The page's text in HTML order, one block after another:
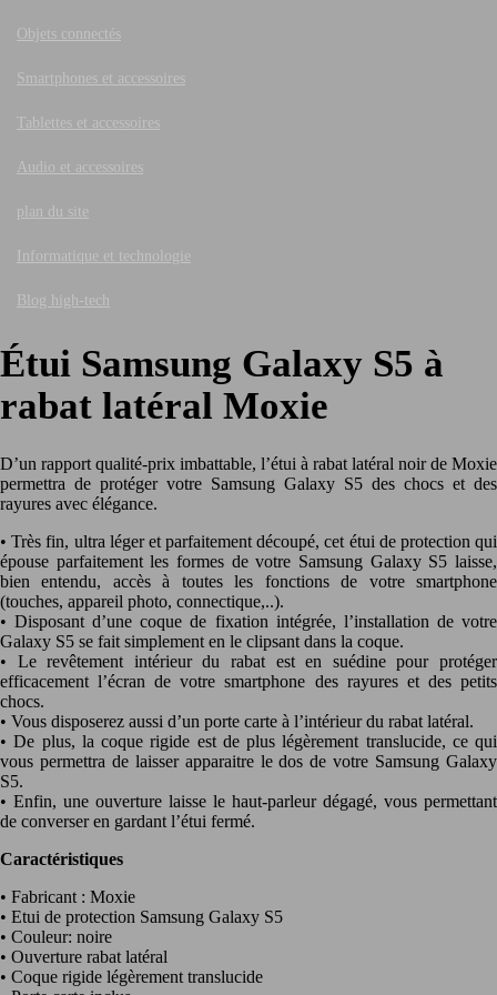
Objets connectés
Smartphones et accessoires
Tablettes et accessoires
Audio et accessoires
plan du site
Informatique et technologie
Blog high-tech
Étui Samsung Galaxy S5 à
rabat latéral Moxie
D’un rapport qualité-prix imbattable, l’étui à rabat latéral noir de Moxie
permettra de protéger votre Samsung Galaxy S5 des chocs et des
rayures avec élégance.
• Très fin, ultra léger et parfaitement découpé, cet étui de protection qui
épouse parfaitement les formes de votre Samsung Galaxy S5 laisse,
bien entendu, accès à toutes les fonctions de votre smartphone
(touches, appareil photo, connectique,..).
• Disposant d’une coque de fixation intégrée, l’installation de votre
Galaxy S5 se fait simplement en le clipsant dans la coque.
• Le revêtement intérieur du rabat est en suédine pour protéger
efficacement l’écran de votre smartphone des rayures et des petits
chocs.
• Vous disposerez aussi d’un porte carte à l’intérieur du rabat latéral.
• De plus, la coque rigide est de plus légèrement translucide, ce qui
vous permettra de laisser apparaitre le dos de votre Samsung Galaxy
S5.
• Enfin, une ouverture laisse le haut-parleur dégagé, vous permettant
de converser en gardant l’étui fermé.
Caractéristiques
• Fabricant : Moxie
• Etui de protection Samsung Galaxy S5
• Couleur: noire
• Ouverture rabat latéral
• Coque rigide légèrement translucide